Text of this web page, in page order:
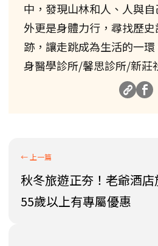
中，發現山林和人、人與
外更是身體力行，尋找歷
跡，讓走跳成為生活的一
身醫學診所/馨思診所/新莊
秋冬旅遊正夯！老爺酒
55歲以上有專屬優惠